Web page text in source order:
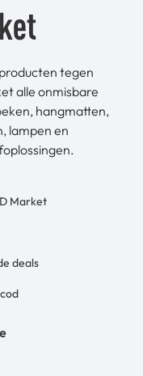
tegen
alle onmisbare
hangmatten,
lampen en
Market
deals